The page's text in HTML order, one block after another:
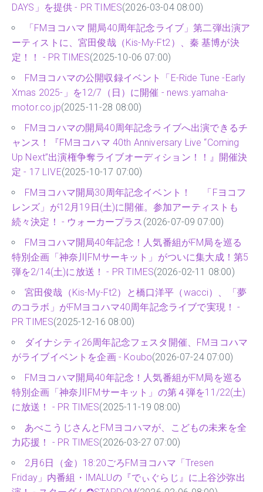
DAYS」を提供 - PR TIMES(2026-03-04 08:00)
「FMヨコハマ 開局40周年記念ライブ」第二弾出演ア
ーティストに、宮田俊哉（Kis-My-Ft2）、秦 基博が決
定！！ - PR TIMES(2025-10-06 07:00)
FMヨコハマの公開収録イベント「E-Ride Tune -Early
Xmas 2025-」を12/7（日）に開催 - news.yamaha-
motor.co.jp(2025-11-28 08:00)
FMヨコハマの開局40周年記念ライブへ出演できるチ
ャンス！『FMヨコハマ 40th Anniversary Live “Coming
Up Next”出演権争奪ライブオーディション！！』開催決
定 - 17 LIVE(2025-10-17 07:00)
FMヨコハマ開局30周年記念イベント！ 「Fヨコフ
レンズ」が12月19日(土)に開催。参加アーティストも
続々決定！ - ウォーカープラス (2026-07-09 07:00)
FMヨコハマ開局40年記念！人気番組がFM局を巡る
特別企画「神奈川FMサーキット」がついに集大成！第5
弾を2/14(土)に放送！ - PR TIMES(2026-02-11 08:00)
宮田俊哉（Kis-My-Ft2）と橋口洋平（wacci）、「夢
のコラボ」がFMヨコハマ40周年記念ライブで実現！ -
PR TIMES(2025-12-16 08:00)
ダイナシティ26周年記念フェスタ開催、FMヨコハマ
がライブイベントを企画 - Koubo(2026-07-24 07:00)
FMヨコハマ開局40年記念！人気番組がFM局を巡る
特別企画「神奈川FMサーキット」の第４弾を11/22(土)
に放送！ - PR TIMES(2025-11-19 08:00)
あべこうじさんとFMヨコハマが、こどもの未来を全
力応援！ - PR TIMES(2026-03-27 07:00)
2月6日（金）18:20ごろFMヨコハマ「Tresen
Friday」内番組・IMALUの『でぃぐらじ』に上谷沙弥出